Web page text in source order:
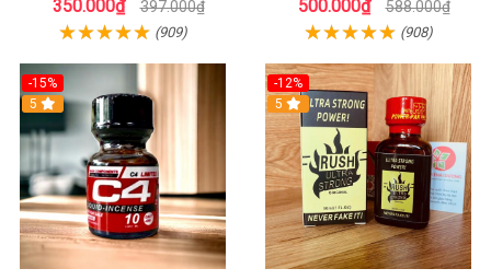
350.000₫ 397.000₫
(909)
500.000₫ 588.000₫
(908)
-15%
5
-12%
5